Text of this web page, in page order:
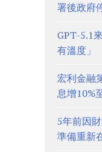
署後政府
GPT-5.1
有溫度」
宏利金融
息增10%
5年前因
準備重新